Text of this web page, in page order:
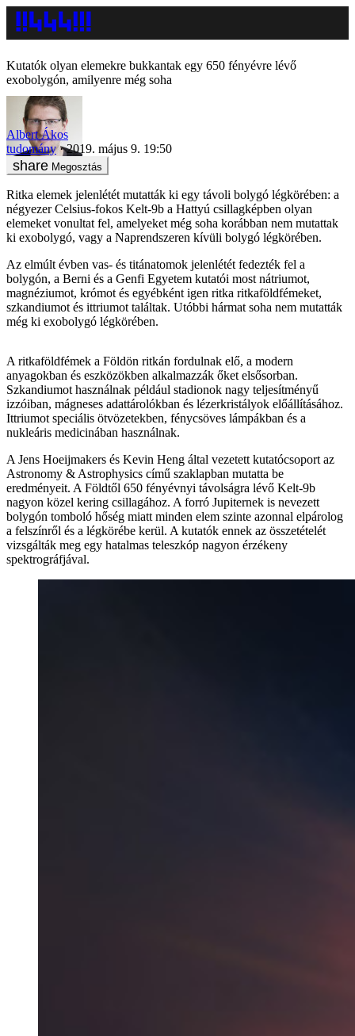
Kutatók olyan elemekre bukkantak egy 650 fényévre lévő
exobolygón, amilyenre még soha
Albert Ákos
tudomány
2019. május 9. 19:50
Megosztás
Ritka elemek jelenlétét mutatták ki egy távoli bolygó légkörében: a
négyezer Celsius-fokos Kelt-9b a Hattyú csillagképben olyan
elemeket vonultat fel, amelyeket még soha korábban nem mutattak
ki exobolygó, vagy a Naprendszeren kívüli bolygó légkörében.
Az elmúlt évben vas- és titánatomok jelenlétét fedezték fel a
bolygón, a Berni és a Genfi Egyetem kutatói most nátriumot,
magnéziumot, krómot és egyébként igen ritka ritkaföldfémeket,
szkandiumot és ittriumot találtak. Utóbbi hármat soha nem mutatták
még ki exobolygó légkörében.
A ritkaföldfémek a Földön ritkán fordulnak elő, a modern
anyagokban és eszközökben alkalmazzák őket elsősorban.
Szkandiumot használnak például stadionok nagy teljesítményű
izzóiban, mágneses adattárolókban és lézerkristályok előállításához.
Ittriumot speciális ötvözetekben, fénycsöves lámpákban és a
nukleáris medicinában használnak.
A Jens Hoeijmakers és Kevin Heng által vezetett kutatócsoport az
Astronomy & Astrophysics című szaklapban mutatta be
eredményeit. A Földtől 650 fényévnyi távolságra lévő Kelt-9b
nagyon közel kering csillagához. A forró Jupiternek is nevezett
bolygón tomboló hőség miatt minden elem szinte azonnal elpárolog
a felszínről és a légkörébe kerül. A kutatók ennek az összetételét
vizsgálták meg egy hatalmas teleszkóp nagyon érzékeny
spektrográfjával.